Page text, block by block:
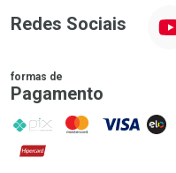
Redes Sociais
formas de
Pagamento
PIX MasterCard
VISA ELO
Hipercard